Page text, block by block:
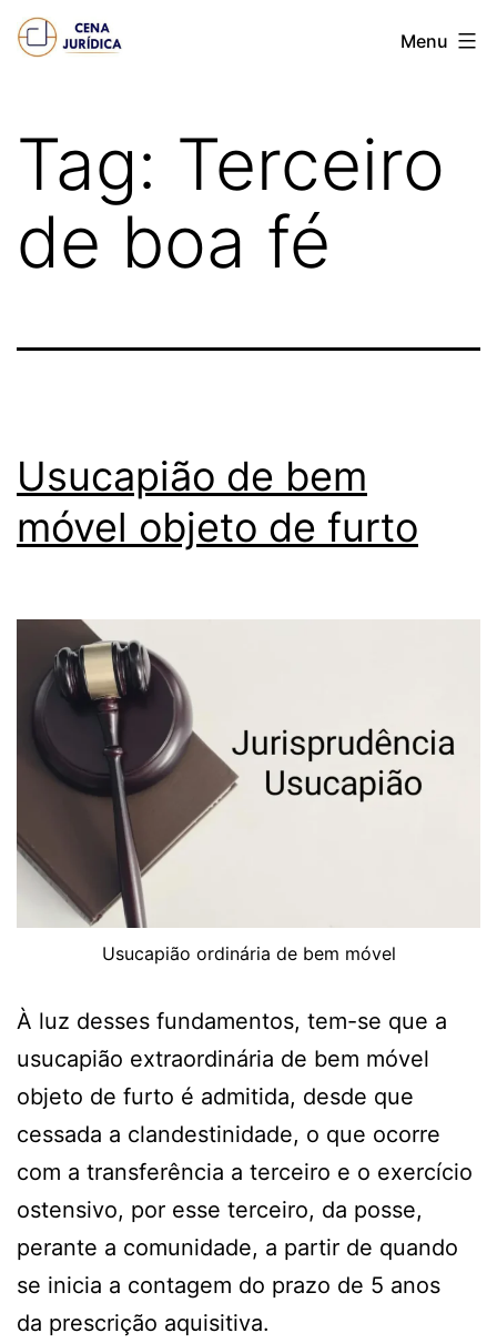
Pular
para
conteúdo
Cena
Menu
Tag: Terceiro
de boa fé
Usucapião de bem
móvel objeto de furto
Usucapião ordinária de bem móvel
À luz desses fundamentos, tem-se que a
usucapião extraordinária de bem móvel
objeto de furto é admitida, desde que
cessada a clandestinidade, o que ocorre
com a transferência a terceiro e o exercício
ostensivo, por esse terceiro, da posse,
perante a comunidade, a partir de quando
se inicia a contagem do prazo de 5 anos
da prescrição aquisitiva.